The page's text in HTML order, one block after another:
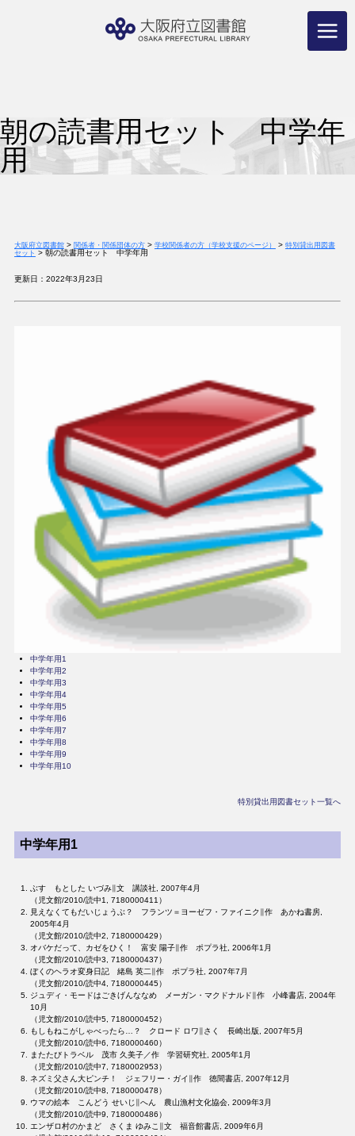
朝の読書用セット 中学年
用
大阪府立図書館> 関係者・関係団体の方> 学校関係者の方（学校支援のページ） > 特別貸出用図書
セット > 朝の読書用セット 中学年用
更新日：2022年3月23日
中学年用1
中学年用2
中学年用3
中学年用4
中学年用5
中学年用6
中学年用7
中学年用8
中学年用9
中学年用10
特別貸出用図書セット一覧へ
中学年用1
ぶす もとした いづみ∥文 講談社, 2007年4月
（児文館/2010/読中1, 7180000411）
見えなくてもだいじょうぶ？ フランツ＝ヨーゼフ・ファイニク∥作 あかね書房,
2005年4月
（児文館/2010/読中2, 7180000429）
オバケだって、カゼをひく！ 富安 陽子∥作 ポプラ社, 2006年1月
（児文館/2010/読中3, 7180000437）
ぼくのヘラオ変身日記 緒島 英二∥作 ポプラ社, 2007年7月
（児文館/2010/読中4, 7180000445）
ジュディ・モードはごきげんななめ メーガン・マクドナルド∥作 小峰書店, 2004年
10月
（児文館/2010/読中5, 7180000452）
もしもねこがしゃべったら…？ クロード ロワ∥さく 長崎出版, 2007年5月
（児文館/2010/読中6, 7180000460）
またたびトラベル 茂市 久美子／作 学習研究社, 2005年1月
（児文館/2010/読中7, 7180002953）
ネズミ父さん大ピンチ！ ジェフリー・ガイ∥作 徳間書店, 2007年12月
（児文館/2010/読中8, 7180000478）
ウマの絵本 こんどう せいじ∥へん 農山漁村文化協会, 2009年3月
（児文館/2010/読中9, 7180000486）
エンザロ村のかまど さくま ゆみこ∥文 福音館書店, 2009年6月